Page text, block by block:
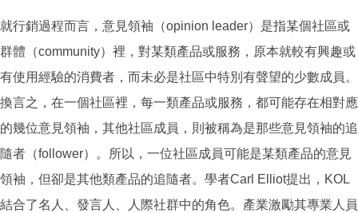
就行銷過程而言，意見領袖（opinion leader）是指某個社區或
群體（community）裡，對某類產品或服務，原本就較有興趣或
有使用經驗的消費者，而未必是社區中特別有聲望的少數成員。
換言之，在一個社區裡，每一類產品或服務，都可能存在相對應
的幾位意見領袖，其他社區成員，則被稱為是那些意見領袖的追
隨者（follower）。所以，一位社區成員可能是某類產品的意見
領袖，但卻是其他類產品的追隨者。學者Carl Elliot提出，KOL
結合了名人、發言人、人際社群中的角色。產業激勵其專業人員